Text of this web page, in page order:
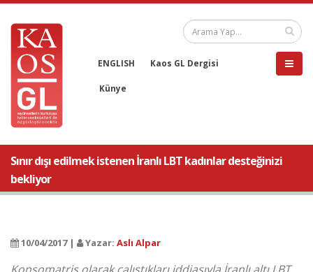
ENGLISH Kaos GL Dergisi
Künye
Sınır dışı edilmek istenen İranlı LBT kadınlar desteğinizi
bekliyor
10/04/2017 | Yazar: Aslı Alpar